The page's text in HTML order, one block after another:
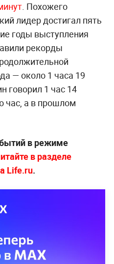
. Похожего
лидер достигал пять
годы выступления
рекорды
— около 1 часа 19
говорил 1 час 14
час, а в прошлом
в режиме
в разделе
Life.ru.